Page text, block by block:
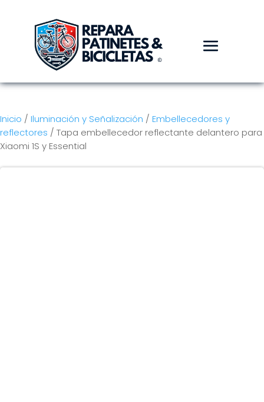
Inicio / Iluminación y Señalización / Embellecedores y
reflectores / Tapa embellecedor reflectante delantero para
Xiaomi 1S y Essential